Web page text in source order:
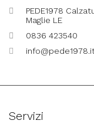
PEDE1978
Maglie LE
0836 423540
Servizi